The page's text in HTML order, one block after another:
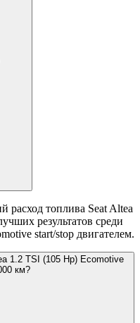
расход топлива Seat Altea
результатов среди
start/stop двигателем.
1.2 TSI (105 Hp) Ecomotive
км?